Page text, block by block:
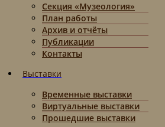
Секция «Музеология»
План работы
Архив и отчёты
Публикации
Контакты
Выставки
Временные выставки
Виртуальные выставки
Прошедшие выставки